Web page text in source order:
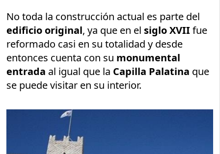
No toda la construcción actual es parte del
edificio original, ya que en el siglo XVIIfue
reformado casi en su totalidad y desde
entonces cuenta con su monumental
entrada al igual que la Capilla Palatina que
se puede visitar en su interior.